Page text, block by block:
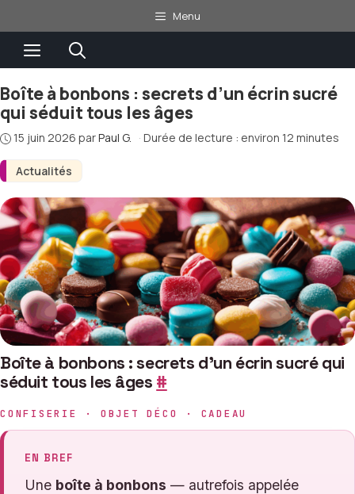
au
contenu
Menu
Menu
Actualités
Boîte à bonbons : secrets d’un écrin sucré
qui séduit tous les âges
15 juin 2026 parPaul G. · Durée de lecture : environ 12 minutes
Boîte à bonbons : secrets d’un écrin sucré qui
séduit tous les âges #
CONFISERIE · OBJET DÉCO · CADEAU
EN BREF
Une boîte à bonbons — autrefois appelée